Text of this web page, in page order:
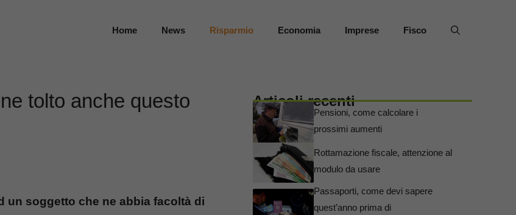
Home News Risparmio Economia Imprese Fisco
tolto anche questo
un soggetto che ne abbia facoltà di
Articoli recenti
Pensioni, come calcolare i
prossimi aumenti
Rottamazione fiscale, attenzione al
modulo da usare
Passaporti, come devi sapere
quest’anno prima di